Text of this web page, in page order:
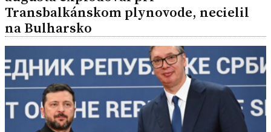
Transbalkánskom plynovode, necielil
na Bulharsko